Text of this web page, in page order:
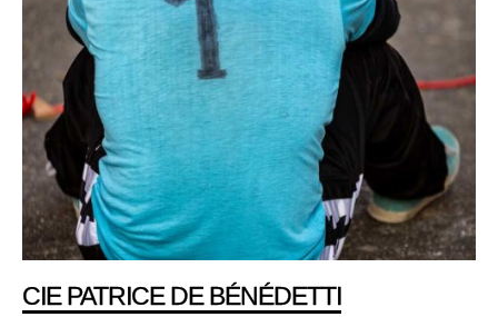
CIE PATRICE DE BÉNÉDETTI